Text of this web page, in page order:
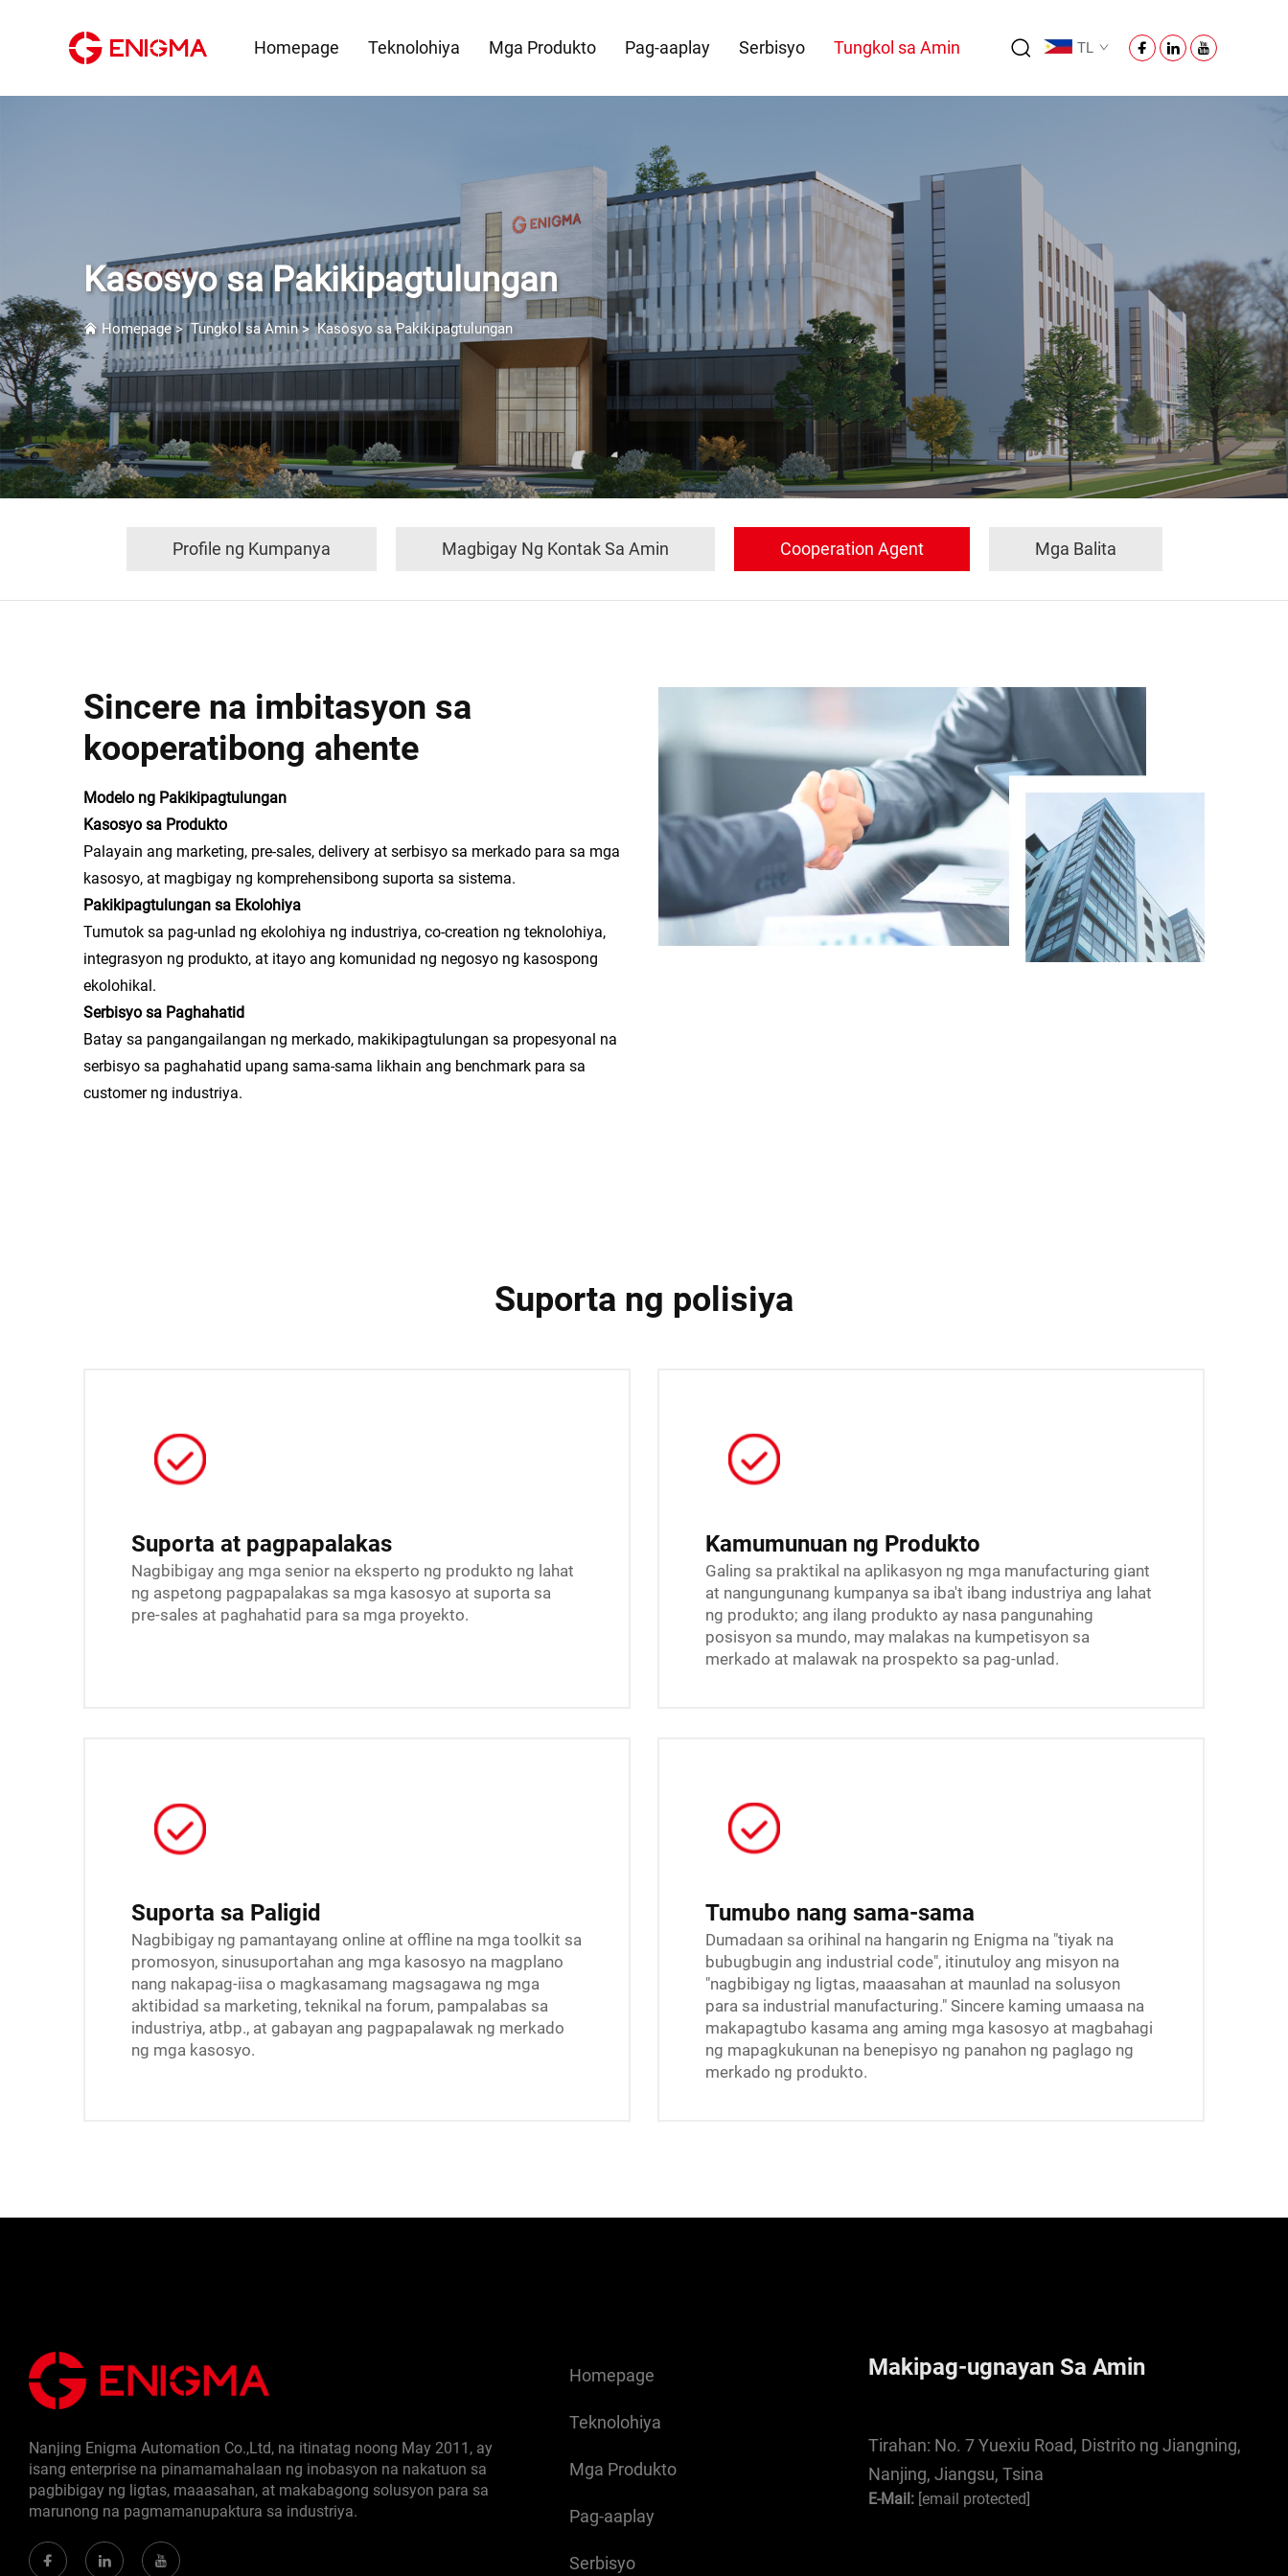
Homepage Teknolohiya Mga Produkto Pag-aaplay Serbisyo Tungkol sa Amin TL
Kasosyo sa Pakikipagtulungan
Homepage>Tungkol sa Amin>Kasosyo sa Pakikipagtulungan
Profile ng Kumpanya Magbigay Ng Kontak Sa Amin Cooperation Agent Mga Balita
Sincere na imbitasyon sa
kooperatibong ahente
Modelo ng Pakikipagtulungan
Kasosyo sa Produkto
Palayain ang marketing, pre-sales, delivery at serbisyo sa merkado para sa mga
kasosyo, at magbigay ng komprehensibong suporta sa sistema.
Pakikipagtulungan sa Ekolohiya
Tumutok sa pag-unlad ng ekolohiya ng industriya, co-creation ng teknolohiya,
integrasyon ng produkto, at itayo ang komunidad ng negosyo ng kasospong
ekolohikal.
Serbisyo sa Paghahatid
Batay sa pangangailangan ng merkado, makikipagtulungan sa propesyonal na
serbisyo sa paghahatid upang sama-sama likhain ang benchmark para sa
customer ng industriya.
Suporta ng polisiya
Suporta at pagpapalakas
Nagbibigay ang mga senior na eksperto ng produkto ng lahat
ng aspetong pagpapalakas sa mga kasosyo at suporta sa
pre-sales at paghahatid para sa mga proyekto.
Kamumunuan ng Produkto
Galing sa praktikal na aplikasyon ng mga manufacturing giant
at nangungunang kumpanya sa iba't ibang industriya ang lahat
ng produkto; ang ilang produkto ay nasa pangunahing
posisyon sa mundo, may malakas na kumpetisyon sa
merkado at malawak na prospekto sa pag-unlad.
Suporta sa Paligid
Nagbibigay ng pamantayang online at offline na mga toolkit sa
promosyon, sinusuportahan ang mga kasosyo na magplano
nang nakapag-iisa o magkasamang magsagawa ng mga
aktibidad sa marketing, teknikal na forum, pampalabas sa
industriya, atbp., at gabayan ang pagpapalawak ng merkado
ng mga kasosyo.
Tumubo nang sama-sama
Dumadaan sa orihinal na hangarin ng Enigma na "tiyak na
bubugbugin ang industrial code", itinutuloy ang misyon na
"nagbibigay ng ligtas, maaasahan at maunlad na solusyon
para sa industrial manufacturing." Sincere kaming umaasa na
makapagtubo kasama ang aming mga kasosyo at magbahagi
ng mapagkukunan na benepisyo ng panahon ng paglago ng
merkado ng produkto.
Nanjing Enigma Automation Co.,Ltd, na itinatag noong May 2011, ay
isang enterprise na pinamamahalaan ng inobasyon na nakatuon sa
pagbibigay ng ligtas, maaasahan, at makabagong solusyon para sa
marunong na pagmamanupaktura sa industriya.
Homepage
Teknolohiya
Mga Produkto
Pag-aaplay
Serbisyo
Makipag-ugnayan Sa Amin
Tirahan: No. 7 Yuexiu Road, Distrito ng Jiangning,
Nanjing, Jiangsu, Tsina
E-Mail: [email protected]